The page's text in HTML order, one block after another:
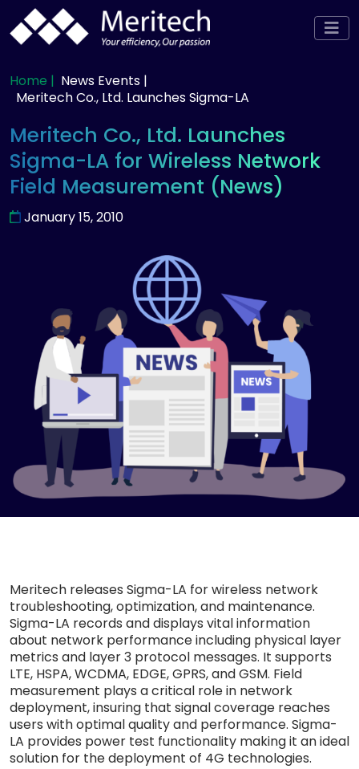
Home | News Events |
Meritech Co., Ltd. Launches Sigma-LA
Meritech Co., Ltd. Launches
Sigma-LA for Wireless Network
Field Measurement (News)
January 15, 2010
Meritech releases Sigma-LA for wireless network
troubleshooting, optimization, and maintenance.
Sigma-LA records and displays vital information
about network performance including physical layer
metrics and layer 3 protocol messages. It supports
LTE, HSPA, WCDMA, EDGE, GPRS, and GSM. Field
measurement plays a critical role in network
deployment, insuring that signal coverage reaches
users with optimal quality and performance. Sigma-
LA provides power test functionality making it an ideal
solution for the deployment of 4G technologies.